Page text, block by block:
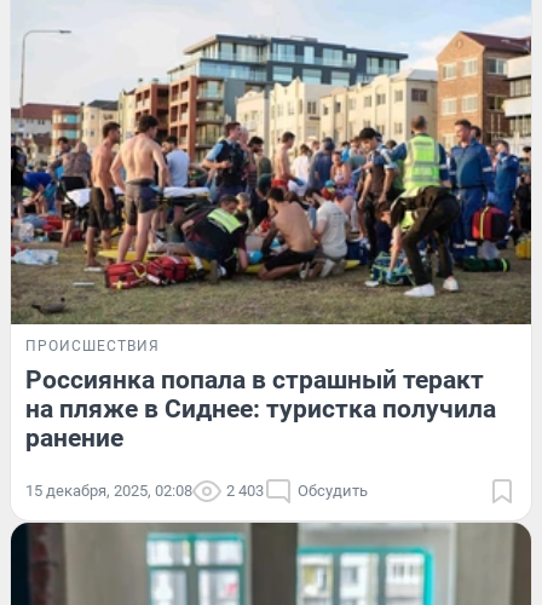
ПРОИСШЕСТВИЯ
Россиянка попала в страшный теракт
на пляже в Сиднее: туристка получила
ранение
15 декабря, 2025, 02:08 2 403 Обсудить